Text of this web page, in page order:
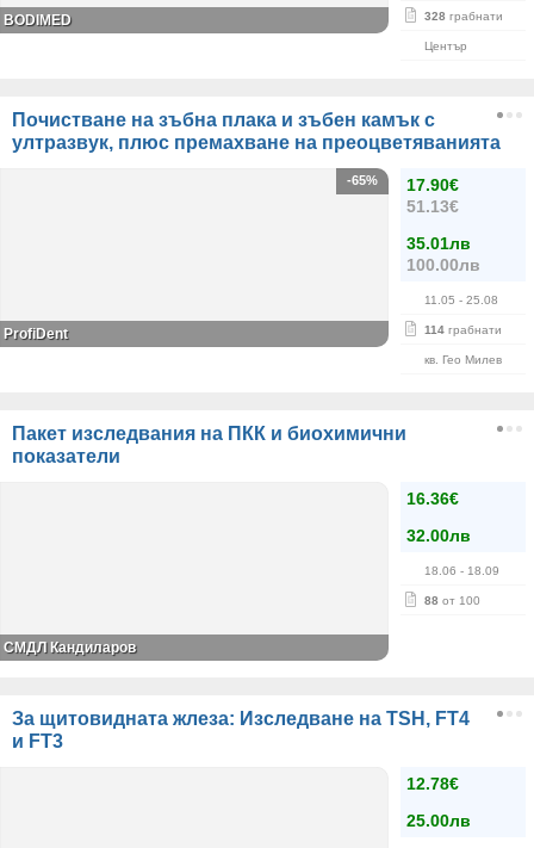
328 грабнати
Център
BODIMED
Почистване на зъбна плака и зъбен камък с
ултразвук, плюс премахване на преоцветяванията
17.90€
51.13€
35.01лв
100.00лв
11.05 - 25.08
114 грабнати
кв. Гео Милев
-65%
ProfiDent
Пакет изследвания на ПКК и биохимични
показатели
16.36€
32.00лв
18.06 - 18.09
88 от 100
СМДЛ Кандиларов
За щитовидната жлеза: Изследване на TSH, FT4
и FT3
12.78€
25.00лв